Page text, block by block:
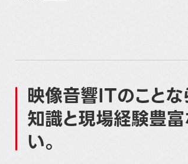
映像音響ITのことな
知識と現場経験豊
い。